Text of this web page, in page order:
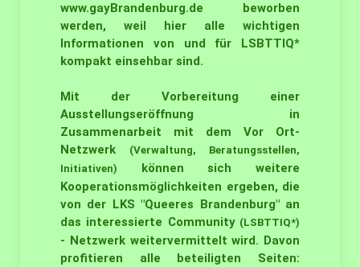
www.gayBrandenburg.de beworben
werden, weil hier alle wichtigen
Informationen von und für LSBTTIQ*
kompakt einsehbar sind.
Mit der Vorbereitung einer
Ausstellungseröffnung in
Zusammenarbeit mit dem Vor Ort-
Netzwerk
(Verwaltung, Beratungsstellen,
Initiativen)
können sich weitere
Kooperationsmöglichkeiten ergeben, die
von der LKS "Queeres Brandenburg" an
das interessierte Community(LSBTTIQ*)
- Netzwerk weitervermittelt wird. Davon
profitieren alle beteiligten Seiten: